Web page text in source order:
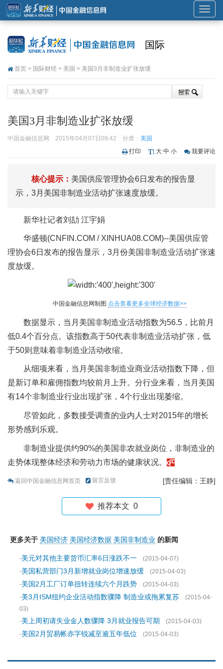
展
开
国际
首页 > 国际财经 > 美国 > 美国3月非制造业扩张放缓
美国3月非制造业扩张放缓
中国金融信息网 2015年04月07日09:42 分类： 美国
打印
大 中 小 我要评论
核心提示： 美国供应管理协会6日发布的报告显
示，3月美国非制造业活动扩张速度放缓。
新华社记者刘劼 江宇娟
华盛顿(CNFIN.COM / XINHUA08.COM)--美国供应管
理协会6日发布的报告显示，3月份美国非制造业活动扩张速
度放缓。
中国金融信息网制图 点击查看更多全球经济数据>>
数据显示，当月美国非制造业活动指数为56.5，比前月
低0.4个百分点。该指数高于50代表非制造业活动扩张，低
于50则意味着非制造业活动收缩。
从细项来看，当月美国非制造业商业活动指数下降，但
是新订单和雇佣指数均较前月上升。分行业来看，当月美国
有14个非制造业行业出现扩张，4个行业出现萎缩。
尽管如此，多数接受调查的业内人士对2015年的增长
形势感到乐观。
非制造业提供约90%的美国非农就业岗位，非制造业的
走势体现整体经济和劳动力市场的健康状况。
返回中国金融信息网首页 留言反馈 [责任编辑：王静]
推荐本文 0
更多关于 美国经济 美国经济数据 美国非制造业 的新闻
·美元对其他主要货币汇率6日涨跌不一
(2015-04-07)
·美国私营部门3月新增就业岗位增速放缓
(2015-04-03)
·美国2月工厂订单扭转连续六个月跌势
(2015-04-03)
·美3月ISM纽约企业活动指数骤降 制造业或拖累复苏
(2015-04-
03)
·美上周初请失业金人数骤降 3月就业报告可期
(2015-04-03)
·美国2月贸易帐赤字锐减至逾五年低位 (2015-04-03)